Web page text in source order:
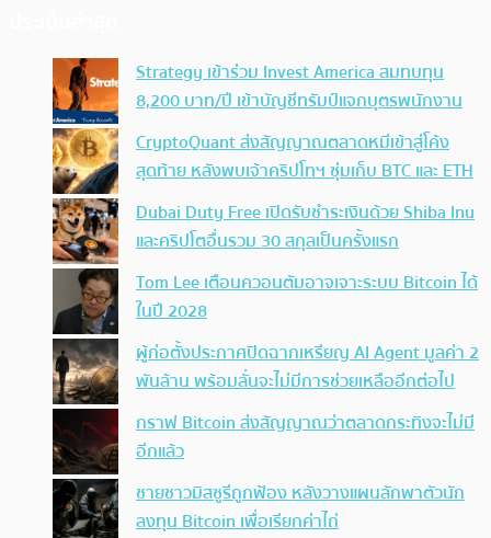
Strategy เข้าร่วม Invest America สมทบทุน
8,200 บาท/ปี เข้าบัญชีทรัมป์แจกบุตรพนักงาน
CryptoQuant ส่งสัญญาณตลาดหมีเข้าสู่โค้ง
สุดท้าย หลังพบเจ้าคริปโทฯ ซุ่มเก็บ BTC และ ETH
Dubai Duty Free เปิดรับชำระเงินด้วย Shiba Inu
และคริปโตอื่นรวม 30 สกุลเป็นครั้งแรก
Tom Lee เตือนควอนตัมอาจเจาะระบบ Bitcoin ได้
ในปี 2028
ผู้ก่อตั้งประกาศปิดฉากเหรียญ AI Agent มูลค่า 2
พันล้าน พร้อมลั่นจะไม่มีการช่วยเหลืออีกต่อไป
กราฟ Bitcoin ส่งสัญญาณว่าตลาดกระทิงจะไม่มี
อีกแล้ว
ชายชาวมิสซูรีถูกฟ้อง หลังวางแผนลักพาตัวนัก
ลงทุน Bitcoin เพื่อเรียกค่าไถ่